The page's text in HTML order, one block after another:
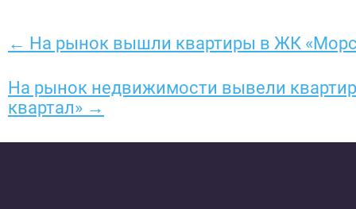
← На рынок вышли квартиры в ЖК
На рынок недвижимости вывели
квартал» →